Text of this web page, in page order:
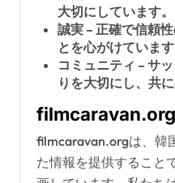
大切にしています。
誠実 – 正確で信頼
とを心がけています
コミュニティ – サ
りを大切にし、共
filmcaravan.org
filmcaravan.orgは、韓
た情報を提供すること